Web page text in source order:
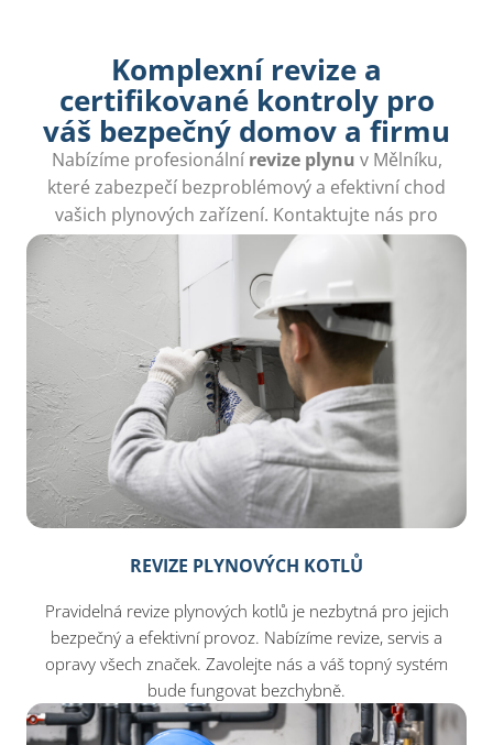
Komplexní revize a
certifikované kontroly pro
váš bezpečný domov a firmu
Nabízíme profesionální revize plynu v Mělníku,
které zabezpečí bezproblémový a efektivní chod
vašich plynových zařízení. Kontaktujte nás pro
odbornou pomoc.
REVIZE PLYNOVÝCH KOTLŮ
Pravidelná revize plynových kotlů je nezbytná pro jejich
bezpečný a efektivní provoz. Nabízíme revize, servis a
opravy všech značek. Zavolejte nás a váš topný systém
bude fungovat bezchybně.